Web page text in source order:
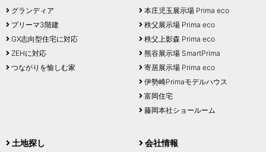
グランディア
プリーマ3階建
GX志向型住宅に対応
ZEHに対応
つながりを愉しむ家
本庄児玉展示場 Prima eco
秩父展示場 Prima eco
秩父上影森 Prima eco
熊谷展示場 SmartPrima
寄居展示場 Prima eco
伊勢崎Primaモデルハウス
富岡住宅
藤岡本社ショールーム
土地探し 会社情報